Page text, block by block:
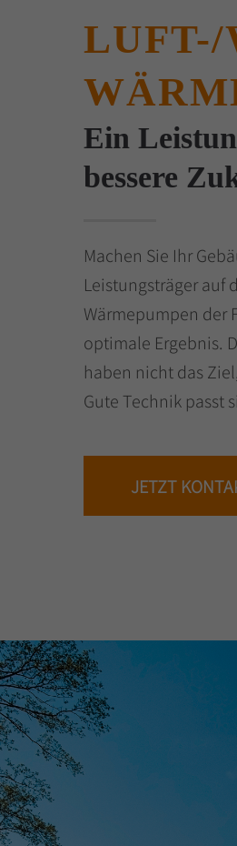
LUFT-/
Ein
bessere
Machen Sie Ihr
Leistungsträger auf
Wärmepumpen der
optimale Ergebnis.
haben nicht das
Gute Technik passt
JETZT